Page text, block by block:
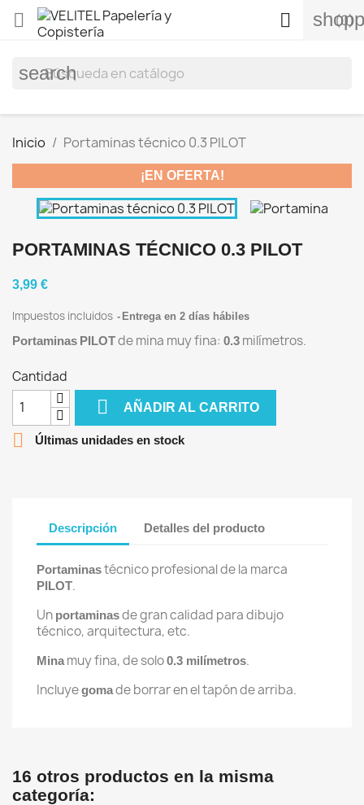
 (0)

search
Inicio Portaminas técnico 0.3 PILOT
¡EN OFERTA!
PORTAMINAS TÉCNICO 0.3 PILOT
3,99 €
Impuestos incluidos Entrega en 2 días hábiles
Portaminas PILOTde mina muy fina: 0.3 milímetros.
Cantidad
 AÑADIR AL CARRITO
 Últimas unidades en stock
Descripción Detalles del producto
Portaminastécnico profesional de la marca
PILOT.
Un portaminasde gran calidad para dibujo
técnico, arquitectura, etc.
Minamuy fina, de solo0.3 milímetros.
Incluyegomade borrar en el tapón de arriba.
16 otros productos en la misma
categoría: